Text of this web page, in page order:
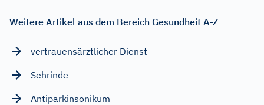
Weitere Artikel aus dem Bereich Gesundheit A-Z
vertrauensärztlicher Dienst
Sehrinde
Antiparkinsonikum